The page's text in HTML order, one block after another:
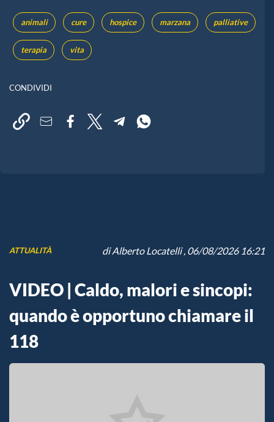
animali cure hospice marzana palliative
terapia vita
CONDIVIDI
ATTUALITÀ diAlberto Locatelli , 06/08/2026 16:21
VIDEO | Caldo, malori e sincopi:
quando è opportuno chiamare il
118